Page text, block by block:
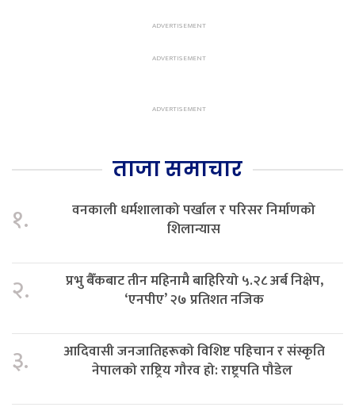
ताजा समाचार
१.
वनकाली धर्मशालाको पर्खाल र परिसर निर्माणको
शिलान्यास
२.
प्रभु बैँकबाट तीन महिनामै बाहिरियो ५.२८ अर्ब निक्षेप,
‘एनपीए’ २७ प्रतिशत नजिक
३.
आदिवासी जनजातिहरूको विशिष्ट पहिचान र संस्कृति
नेपालको राष्ट्रिय गौरव हो: राष्ट्रपति पौडेल